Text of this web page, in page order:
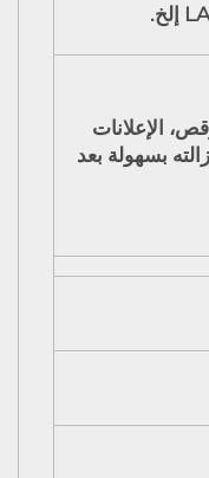
الإعلانات
بسهولة بعد